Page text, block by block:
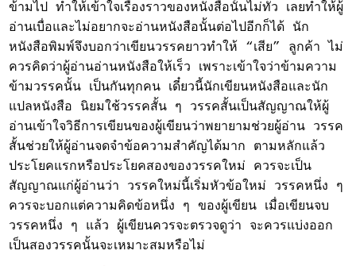
ข้ามไป ทำให้เข้าใจเรื่องราวของหนังสือนั้นไม่ทั่ว เลยทำให้ผู้
อ่านเบื่อและไม่อยากจะอ่านหนังสือนั้นต่อไปอีกก็ได้ นัก
หนังสือพิมพ์จึงบอกว่าเขียนวรรคยาวทำให้ “เสีย” ลูกค้า ไม่
ควรคิดว่าผู้อ่านอ่านหนังสือให้เร็ว เพราะเข้าใจว่าข้ามความ
ข้ามวรรคนั้น เป็นกันทุกคน เดี๋ยวนี้นักเขียนหนังสือและนัก
แปลหนังสือ นิยมใช้วรรคสั้น ๆ วรรคสั้นเป็นสัญญาณให้ผู้
อ่านเข้าใจวิธีการเขียนของผู้เขียนว่าพยายามช่วยผู้อ่าน วรรค
สั้นช่วยให้ผู้อ่านจดจำข้อความสำคัญได้มาก ตามหลักแล้ว
ประโยคแรกหรือประโยคสองของวรรคใหม่ ควรจะเป็น
สัญญาณแก่ผู้อ่านว่า วรรคใหม่นี้เริ่มหัวข้อใหม่ วรรคหนึ่ง ๆ
ควรจะบอกแต่ความคิดข้อหนึ่ง ๆ ของผู้เขียน เมื่อเขียนจบ
วรรคหนึ่ง ๆ แล้ว ผู้เขียนควรจะตรวจดูว่า จะควรแบ่งออก
เป็นสองวรรคนั้นจะเหมาะสมหรือไม่